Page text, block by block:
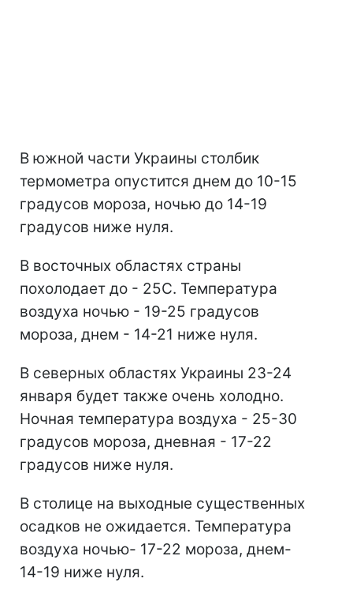
В южной части Украины столбик
термометра опустится днем до 10-15
градусов мороза, ночью до 14-19
градусов ниже нуля.
В восточных областях страны
похолодает до - 25С. Температура
воздуха ночью - 19-25 градусов
мороза, днем - 14-21 ниже нуля.
В северных областях Украины 23-24
января будет также очень холодно.
Ночная температура воздуха - 25-30
градусов мороза, дневная - 17-22
градусов ниже нуля.
В столице на выходные существенных
осадков не ожидается. Температура
воздуха ночью- 17-22 мороза, днем-
14-19 ниже нуля.